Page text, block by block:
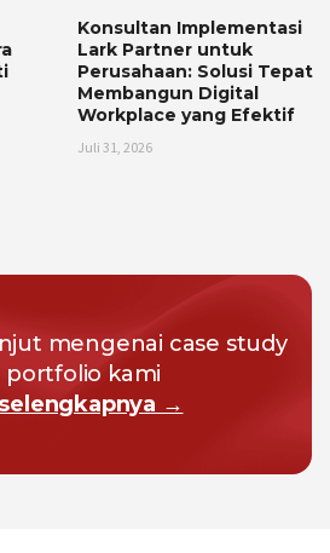
Konsultan Implementasi
Lark Partner untuk
Perusahaan: Solusi Tepat
Membangun Digital
Workplace yang Efektif
Juli 31, 2026
mengenai case study
portfolio kami
→